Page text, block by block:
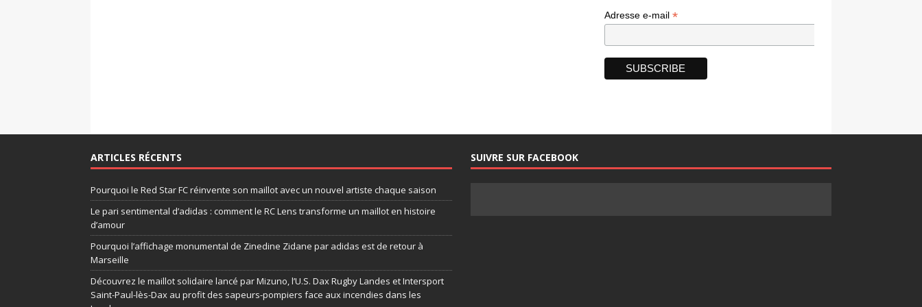
Adresse e-mail *
ARTICLES RÉCENTS
Pourquoi le Red Star FC réinvente son maillot avec un nouvel artiste chaque saison
Le pari sentimental d’adidas : comment le RC Lens transforme un maillot en histoire
d’amour
Pourquoi l’affichage monumental de Zinedine Zidane par adidas est de retour à
Marseille
Découvrez le maillot solidaire lancé par Mizuno, l’U.S. Dax Rugby Landes et Intersport
Saint-Paul-lès-Dax au profit des sapeurs-pompiers face aux incendies dans les
SUIVRE SUR FACEBOOK